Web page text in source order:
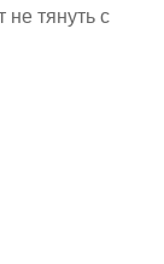
тянуть с